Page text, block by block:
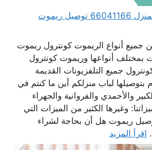
توصيل ريموت للمنزل 66041166 توصيل ريموت
جميع أنواع الريموت كونترول ريموت
بمختلف أنواعها وريموت كونترول
جميع التلفزيونات القديمة
بتوصيلها لباب منزلكم أين ما كنتم في
والأحمدي والفروانية والجهراء
وغيرها الكثير من الميزات التي
ريموت هل أن بحاجة لشراء
اقرأ المزيد